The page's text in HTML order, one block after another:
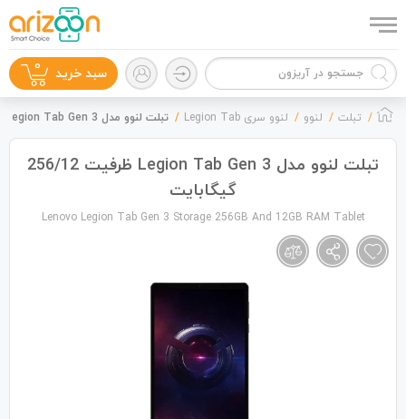
سبد خرید 0
تبلت لنوو لنوو سری Legion Tab تبلت لنوو مدل Legion Tab Gen 3 ظرفیت 256/12 گیگابایت
تبلت لنوو مدل Legion Tab Gen 3 ظرفیت 256/12
گیگابایت
Lenovo Legion Tab Gen 3 Storage 256GB And 12GB RAM Tablet